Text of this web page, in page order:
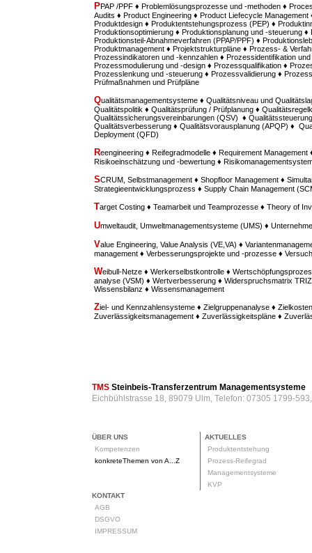
PPAP /PPF ♦ Problemlösungsprozesse und -methoden ♦
Audits ♦ Product Engineering ♦ Product Liefecycle
Produktdesign ♦ Produktentstehungsprozess (PEP) ♦
Produktionsoptimierung ♦ Produktionsplanung und -steuerung
Produktionsteil-Abnahmeverfahren (PPAP/PPF) ♦
Produktmanagement ♦ Projektstrukturpläne ♦ Prozess- &
Prozessindikatoren und -kennzahlen ♦ Prozessidentifikation
Prozessmodulierung und -design ♦ Prozessqualifikation ♦
Prozesslenkung und -steuerung ♦ Prozessvalidierung ♦
Prüfmaßnahmen und Prüfpläne
Qualitätsmanagementsysteme ♦ Qualitätsniveau und
Qualitätspolitik ♦ Qualitätsprüfung / Prüfplanung ♦
Qualitätssicherungsvereinbarungen (QSV) ♦
Qualitätsverbesserung ♦ Qualitätsvorausplanung (APQP) ♦
Deployment (QFD)
Reengineering ♦ Reifegradmodelle ♦ Requirement
Risikoeinschätzung und -bewertung ♦
SCRUM, Selbstmanagement ♦ Shopfloor Management ♦
Strategieentwicklungsprozess ♦ Supply Chain Management
Target Costing ♦ Teamarbeit und Teamprozesse ♦ Theory of
Umweltaudit, Umweltmanagementsysteme (UMS) ♦
Value Engineering, Value Analysis (VE,VA) ♦
management ♦ Verbesserungsprojekte und -prozesse ♦
Weibull-Netze ♦ Werkerselbstkontrolle ♦
analyse (VSM) ♦ Wertverbesserung ♦ Widerspruchsmatrix
Wissensbilanz ♦ Wissensmanagement
Ziel- und Kennzahlensysteme ♦ Zielgruppenanalyse ♦
Zuverlässigkeitsmanagement ♦ Zuverlässigkeitspläne ♦
TMS Steinbeis-Transferzentrum Managementsysteme
Eichbühlstrasse 18, 89079 Ulm, Telefon: 07305 1799-
ÜBER UNS
Kompetenzen
konkreteThemen von A...Z
AKTUELLES
Produktentstehung
Prozess-Reifegrad
Managementsysteme
KVP
KONTAKT
AGB
DSGVO
IMPRESSUM